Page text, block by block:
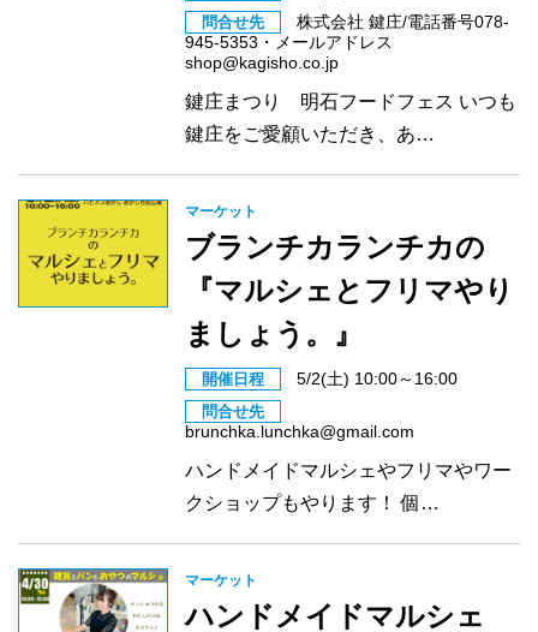
問合せ先
株式会社 鍵庄/電話番号078-
945-5353・メールアドレス
shop@kagisho.co.jp
鍵庄まつり 明石フードフェス いつも
鍵庄をご愛顧いただき、あ…
マーケット
ブランチカランチカの
『マルシェとフリマやり
ましょう。』
開催日程 5/2(土) 10:00～16:00
問合せ先
brunchka.lunchka@gmail.com
ハンドメイドマルシェやフリマやワー
クショップもやります！ 個…
マーケット
ハンドメイドマルシェ